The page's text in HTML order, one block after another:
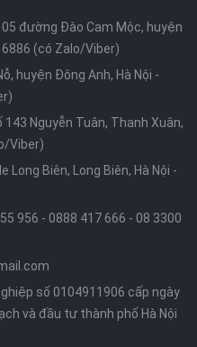
đường Đào Cam Mộc, huyện
6886 (có Zalo/Viber)
huyện Đông Anh, Hà Nội -
143 Nguyễn Tuân, Thanh Xuân,
Viber)
Long Biên, Long Biên, Hà Nội -
956 - 0888 417 666 - 08 3300
số 0104911906 cấp ngày
và đầu tư thành phố Hà Nội